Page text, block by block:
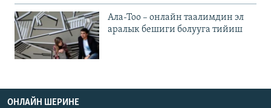
Ала-Тоо – онлайн таалимдин эл
аралык бешиги болууга тийиш
ОНЛАЙН ШЕРИНЕ